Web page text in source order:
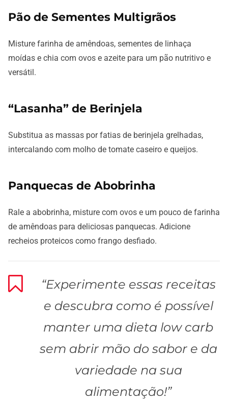
Pão de Sementes Multigrãos
Misture farinha de amêndoas, sementes de linhaça
moídas e chia com ovos e azeite para um pão nutritivo e
versátil.
“Lasanha” de Berinjela
Substitua as massas por fatias de berinjela grelhadas,
intercalando com molho de tomate caseiro e queijos.
Panquecas de Abobrinha
Rale a abobrinha, misture com ovos e um pouco de farinha
de amêndoas para deliciosas panquecas. Adicione
recheios proteicos como frango desfiado.
“Experimente essas receitas
e descubra como é possível
manter uma dieta low carb
sem abrir mão do sabor e da
variedade na sua
alimentação!”